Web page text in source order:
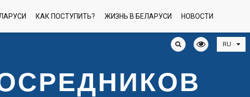
КАК ПОСТУПИТЬ? ЖИЗНЬ В БЕЛАРУСИ НОВОСТИ